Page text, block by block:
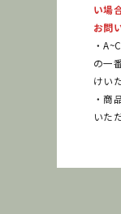
い場
お問
・
の一
けい
・商
いた